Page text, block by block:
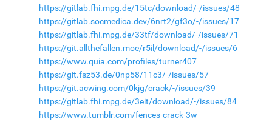
https://gitlab.fhi.mpg.de/15tc/download/-/issues/48
https://gitlab.socmedica.dev/6nrt2/gf3o/-/issues/17
https://gitlab.fhi.mpg.de/33tf/download/-/issues/71
https://git.allthefallen.moe/r5il/download/-/issues/6
https://www.quia.com/profiles/turner407
https://git.fsz53.de/0np58/11c3/-/issues/57
https://git.acwing.com/0kjg/crack/-/issues/39
https://gitlab.fhi.mpg.de/3eit/download/-/issues/84
https://www.tumblr.com/fences-crack-3w